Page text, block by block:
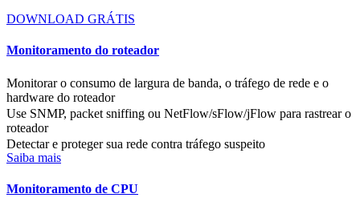
DOWNLOAD GRÁTIS
Monitoramento do roteador
Monitorar o consumo de largura de banda, o tráfego de rede e o
hardware do roteador
Use SNMP, packet sniffing ou NetFlow/sFlow/jFlow para rastrear o
roteador
Detectar e proteger sua rede contra tráfego suspeito
Saiba mais
Monitoramento de CPU